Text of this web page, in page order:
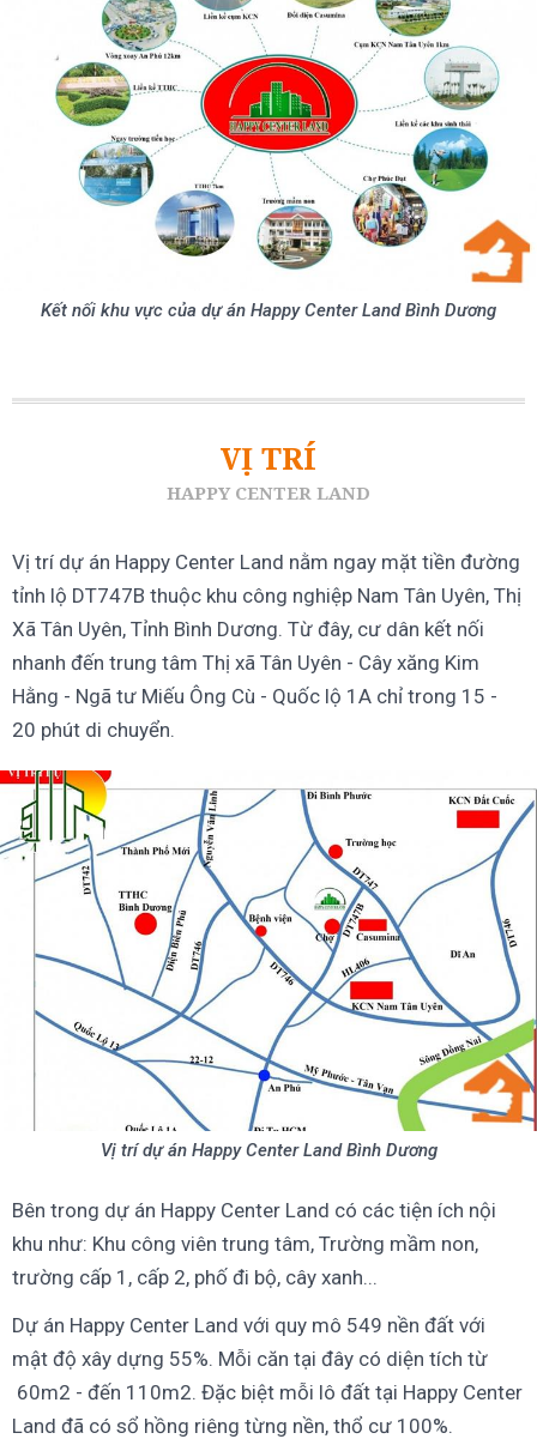
Kết nối khu vực của dự án Happy Center Land Bình Dương
VỊ TRÍ
HAPPY CENTER LAND
Vị trí dự án Happy Center Land nằm ngay mặt tiền đường
tỉnh lộ DT747B thuộc khu công nghiệp Nam Tân Uyên, Thị
Xã Tân Uyên, Tỉnh Bình Dương. Từ đây, cư dân kết nối
nhanh đến trung tâm Thị xã Tân Uyên - Cây xăng Kim
Hằng - Ngã tư Miếu Ông Cù - Quốc lộ 1A chỉ trong 15 -
20 phút di chuyển.
Vị trí dự án Happy Center Land Bình Dương
Bên trong dự án Happy Center Land có các tiện ích nội
khu như: Khu công viên trung tâm, Trường mầm non,
trường cấp 1, cấp 2, phố đi bộ, cây xanh...
Dự án Happy Center Land với quy mô 549 nền đất với
mật độ xây dựng 55%. Mỗi căn tại đây có diện tích từ
60m2 - đến 110m2. Đặc biệt mỗi lô đất tại Happy Center
Land đã có sổ hồng riêng từng nền, thổ cư 100%.